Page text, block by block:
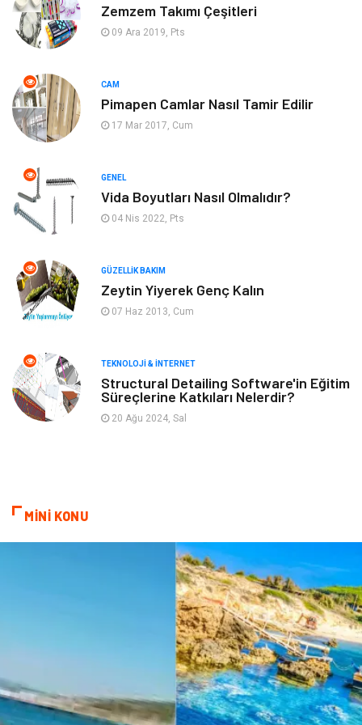
Bilgisayar & Yazılım
Ev İşleri Astroloji
Gençlik Eğlence Turizm
İnternet
Markalar
Spor Malzemeleri Borsa
diş ağrısı
Tarım & Hayvancılık Cam
Zemzem Takımı Çeşitleri
09 Ara 2019, Pts
CAM
Pimapen Camlar Nasıl Tamir Edilir
17 Mar 2017, Cum
GENEL
Vida Boyutları Nasıl Olmalıdır?
04 Nis 2022, Pts
GÜZELLIK BAKIM
Zeytin Yiyerek Genç Kalın
07 Haz 2013, Cum
TEKNOLOJI & İNTERNET
Structural Detailing Software'in Eğitim
Süreçlerine Katkıları Nelerdir?
20 Ağu 2024, Sal
MİNİ KONU